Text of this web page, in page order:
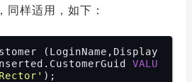
同样适用，如下：
(LoginName,Display
VALU